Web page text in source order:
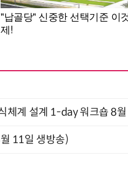
체계 설계 1-day 워크숍 8월
11일 생방송)